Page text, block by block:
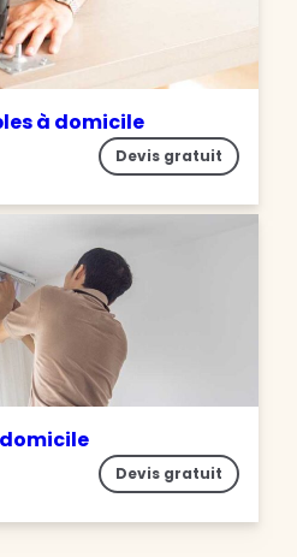
à domicile
Devis gratuit
Devis gratuit